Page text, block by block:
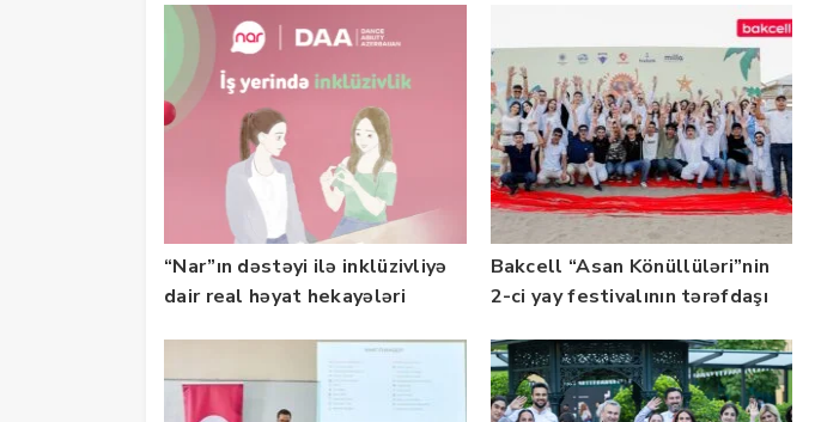
“Nar”ın dəstəyi ilə inklüzivliyə
dair real həyat hekayələri
Bakcell “Asan Könüllüləri”nin
2-ci yay festivalının tərəfdaşı